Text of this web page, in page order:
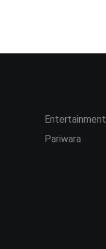
Entertainment
Pariwara